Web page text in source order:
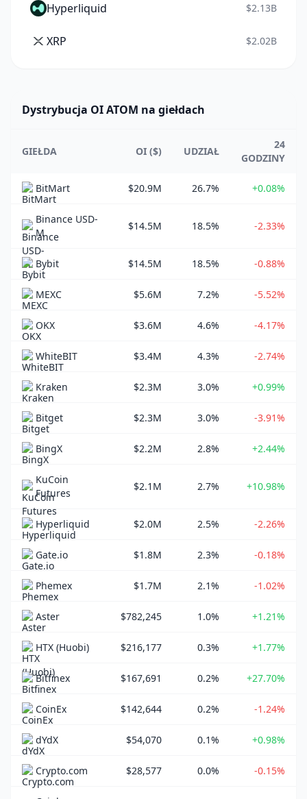
Hyperliquid $2.13B
XRP $2.02B
Dystrybucja OI ATOM na giełdach
GIEŁDA OI ($) UDZIAŁ
24
GODZINY
BitMart $20.9M 26.7% +0.08%
Binance USD-
M
$14.5M 18.5% -2.33%
Bybit $14.5M 18.5% -0.88%
MEXC $5.6M 7.2% -5.52%
OKX $3.6M 4.6% -4.17%
WhiteBIT $3.4M 4.3% -2.74%
Kraken $2.3M 3.0% +0.99%
Bitget $2.3M 3.0% -3.91%
BingX $2.2M 2.8% +2.44%
KuCoin
Futures
$2.1M 2.7% +10.98%
Hyperliquid $2.0M 2.5% -2.26%
Gate.io $1.8M 2.3% -0.18%
Phemex $1.7M 2.1% -1.02%
Aster $782,245 1.0% +1.21%
HTX (Huobi) $216,177 0.3% +1.77%
Bitfinex $167,691 0.2% +27.70%
CoinEx $142,644 0.2% -1.24%
dYdX $54,070 0.1% +0.98%
Crypto.com $28,577 0.0% -0.15%